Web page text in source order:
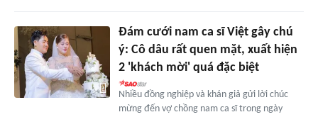
Đám cưới nam ca sĩ Việt gây chú
ý: Cô dâu rất quen mặt, xuất hiện
2 'khách mời' quá đặc biệt
Nhiều đồng nghiệp và khán giả gửi lời chúc
mừng đến vợ chồng nam ca sĩ trong ngày